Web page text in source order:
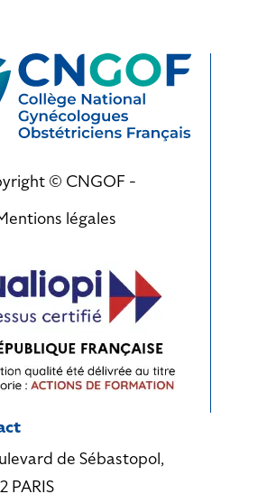
© CNGOF -
légales
de Sébastopol,
PARIS